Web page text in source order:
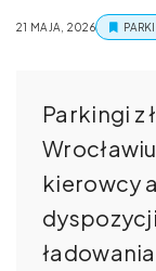
21 MAJA, 2026
Parkingi z
kierowcy